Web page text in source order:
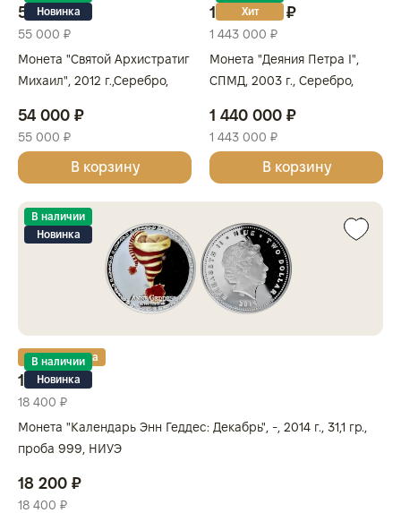
Новинка
54 000 ₽
55 000 ₽
Монета "Святой Архистратиг
Михаил", 2012 г.,Серебро,
54 000 ₽
55 000 ₽
В корзину
Хит
1 440 000 ₽
1 443 000 ₽
Монета "Деяния Петра I",
СПМД, 2003 г., Серебро,
РОССИЯ
1 440 000 ₽
1 443 000 ₽
В корзину
В наличии
Новинка
Золотая карта
В наличии
Новинка
18 200 ₽
18 400 ₽
Монета "Календарь Энн Геддес: Декабрь", -, 2014 г., 31,1 гр.,
проба 999, НИУЭ
18 200 ₽
18 400 ₽